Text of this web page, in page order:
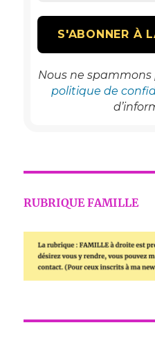
Nous ne spammons
politique de
RUBRIQUE FAMILLE